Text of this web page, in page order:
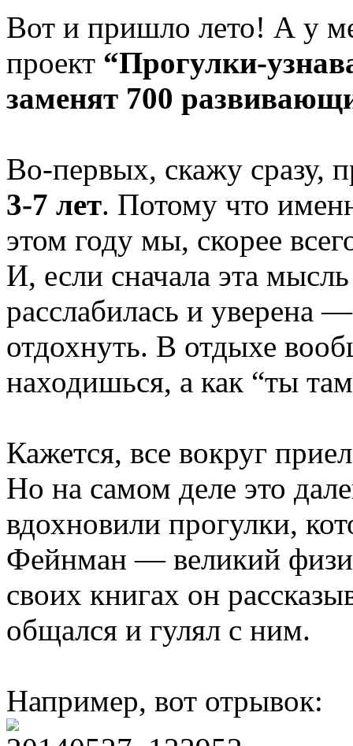
Вот и пришло лето! А у
проект “Прогулки-
заменят 700
Во-первых, скажу сразу,
3-7 лет. Потому что
этом году мы, скорее
И, если сначала эта
расслабилась и уверена
отдохнуть. В отдыхе
находишься, а как “ты
Кажется, все вокруг
Но на самом деле это
вдохновили прогулки,
Фейнман — великий
своих книгах он
общался и гулял с ним.
Например, вот отрывок: